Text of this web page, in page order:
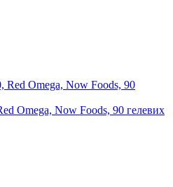
Omega, Now Foods, 90 гелевих